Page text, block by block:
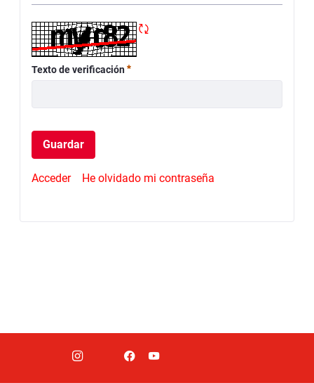
Refrescar CAPTCHA
Texto de verificación Requerido
Guardar
Acceder He olvidado mi contraseña